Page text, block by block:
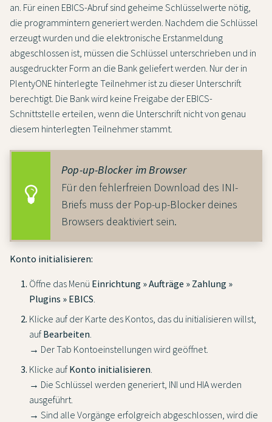
an. Für einen EBICS-Abruf sind geheime Schlüsselwerte nötig,
die programmintern generiert werden. Nachdem die Schlüssel
erzeugt wurden und die elektronische Erstanmeldung
abgeschlossen ist, müssen die Schlüssel unterschrieben und in
ausgedruckter Form an die Bank geliefert werden. Nur der in
PlentyONE hinterlegte Teilnehmer ist zu dieser Unterschrift
berechtigt. Die Bank wird keine Freigabe der EBICS-
Schnittstelle erteilen, wenn die Unterschrift nicht von genau
diesem hinterlegten Teilnehmer stammt.
Pop-up-Blocker im Browser
Für den fehlerfreien Download des INI-
Briefs muss der Pop-up-Blocker deines
Browsers deaktiviert sein.
Konto initialisieren:
Öffne das Menü Einrichtung » Aufträge » Zahlung »
Plugins » EBICS.
Klicke auf der Karte des Kontos, das du initialisieren willst,
auf Bearbeiten.
→ Der Tab Kontoeinstellungen wird geöffnet.
Klicke auf Konto initialisieren.
→ Die Schlüssel werden generiert, INI und HIA werden
ausgeführt.
→ Sind alle Vorgänge erfolgreich abgeschlossen, wird die